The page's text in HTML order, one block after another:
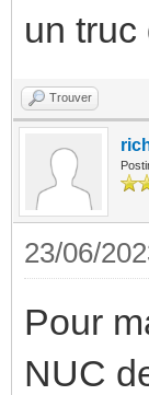
un
Trouver
23/06/
Pour
NUC